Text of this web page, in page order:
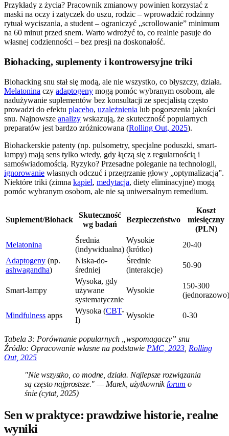
Przykłady z życia? Pracownik zmianowy powinien korzystać z
maski na oczy i zatyczek do uszu, rodzic – wprowadzić rodzinny
rytuał wyciszania, a student – ograniczyć „scrollowanie” minimum
na 60 minut przed snem. Warto wdrożyć to, co realnie pasuje do
własnej codzienności – bez presji na doskonałość.
Biohacking, suplementy i kontrowersyjne triki
Biohacking snu stał się modą, ale nie wszystko, co błyszczy, działa.
Melatonina czy adaptogeny mogą pomóc wybranym osobom, ale
nadużywanie suplementów bez konsultacji ze specjalistą często
prowadzi do efektu placebo, uzależnienia lub pogorszenia jakości
snu. Najnowsze analizy wskazują, że skuteczność popularnych
preparatów jest bardzo zróżnicowana (Rolling Out, 2025).
Biohackerskie patenty (np. pulsometry, specjalne poduszki, smart-
lampy) mają sens tylko wtedy, gdy łączą się z regularnością i
samoświadomością. Ryzyko? Przesadne poleganie na technologii,
ignorowanie własnych odczuć i przegrzanie głowy „optymalizacją”.
Niektóre triki (zimna kąpiel, medytacja, diety eliminacyjne) mogą
pomóc wybranym osobom, ale nie są uniwersalnym remedium.
Suplement/Biohack
Skuteczność
wg badań
Bezpieczeństwo
Koszt
miesięczny
(PLN)
Melatonina
Średnia
(indywidualna)
Wysokie
(krótko)
20-40
Adaptogeny (np.
ashwagandha)
Niska-do-
średniej
Średnie
(interakcje)
50-90
Smart-lampy
Wysoka, gdy
używane
systematycznie
Wysokie
150-300
(jednorazowo)
Mindfulness apps
Wysoka (CBT-
I)
Wysokie 0-30
Tabela 3: Porównanie popularnych „wspomagaczy” snu
Źródło: Opracowanie własne na podstawie PMC, 2023 Rolling
Out, 2025
"Nie wszystko, co modne, działa. Najlepsze rozwiązania
są często najprostsze." — Marek, użytkownikforum o
śnie (cytat, 2025)
Sen w praktyce: prawdziwe historie, realne
wyniki